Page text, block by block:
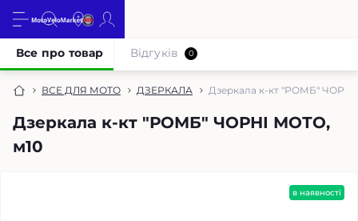
ВСЕ ДЛЯ МОТО ДЗЕРКАЛА Дзеркала к-кт "РОМБ"
Дзеркала к-кт "РОМБ" ЧОРНІ МОТО,
м10
Все про товар Відгуків 0
в наявності